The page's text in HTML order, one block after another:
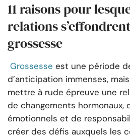
11 raisons pour
relations
grossesse
Grossesse est une période
d’anticipation immenses,
mettre à rude épreuve une
de changements hormonaux,
émotionnels et de
créer des défis auxquels les